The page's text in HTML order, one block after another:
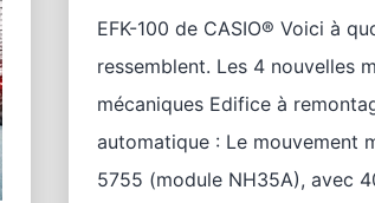
EFK-100 de CASIO® Voici à
ressemblent. Les 4 nouvelles
mécaniques Edifice à
automatique : Le mouvement
5755 (module NH35A), avec